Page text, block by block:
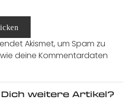
Akismet, um Spam zu
deine Kommentardaten
weitere Artikel?